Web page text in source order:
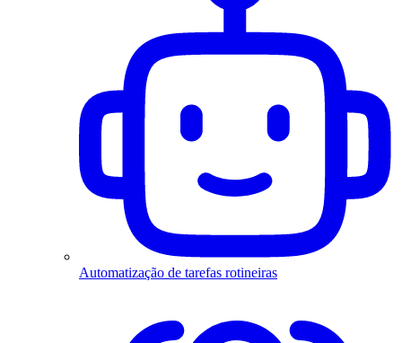
Automatização de tarefas rotineiras